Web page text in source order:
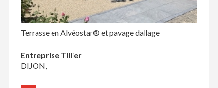
Terrasse en Alvéostar® et pavage dallage
Entreprise Tillier
DIJON,